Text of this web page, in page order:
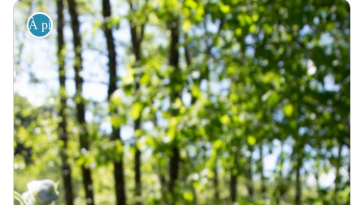
À pied